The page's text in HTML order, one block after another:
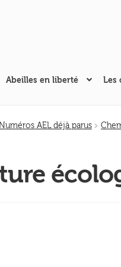
Abeilles en liberté Les
AEL déjà parus